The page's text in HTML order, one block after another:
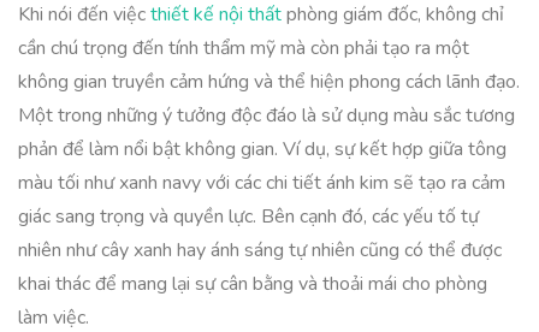
Khi nói đến việcthiết kế nội thấtphòng giám đốc, không chỉ
cần chú trọng đến tính thẩm mỹ mà còn phải tạo ra một
không gian truyền cảm hứng và thể hiện phong cách lãnh đạo.
Một trong những ý tưởng độc đáo là sử dụng màu sắc tương
phản để làm nổi bật không gian. Ví dụ, sự kết hợp giữa tông
màu tối như xanh navy với các chi tiết ánh kim sẽ tạo ra cảm
giác sang trọng và quyền lực. Bên cạnh đó, các yếu tố tự
nhiên như cây xanh hay ánh sáng tự nhiên cũng có thể được
khai thác để mang lại sự cân bằng và thoải mái cho phòng
làm việc.